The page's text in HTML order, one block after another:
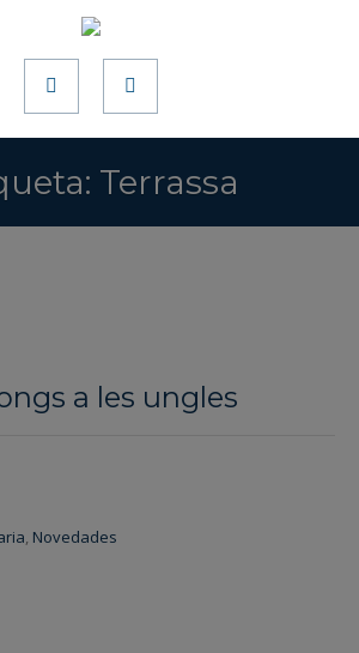
Terrassa
a les ungles
, Novedades